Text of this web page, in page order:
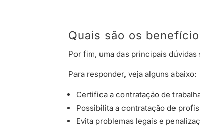
Quais são os
Por fim, uma das principais
Para responder, veja alguns abaixo:
Certifica a contratação de
Possibilita a contratação de
Evita problemas legais e